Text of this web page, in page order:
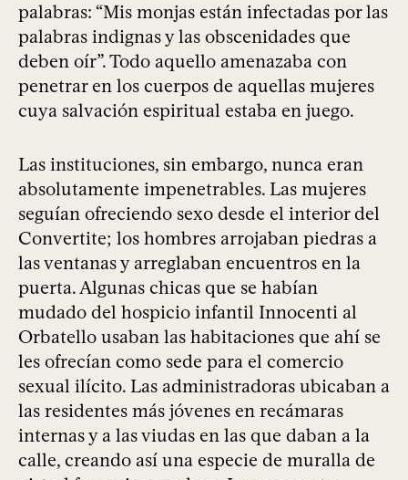
palabras: “Mis monjas están infectadas por las
palabras indignas y las obscenidades que
deben oír”. Todo aquello amenazaba con
penetrar en los cuerpos de aquellas mujeres
cuya salvación espiritual estaba en juego.
Las instituciones, sin embargo, nunca eran
absolutamente impenetrables. Las mujeres
seguían ofreciendo sexo desde el interior del
Convertite; los hombres arrojaban piedras a
las ventanas y arreglaban encuentros en la
puerta. Algunas chicas que se habían
mudado del hospicio infantil Innocenti al
Orbatello usaban las habitaciones que ahí se
les ofrecían como sede para el comercio
sexual ilícito. Las administradoras ubicaban a
las residentes más jóvenes en recámaras
internas y a las viudas en las que daban a la
calle, creando así una especie de muralla de